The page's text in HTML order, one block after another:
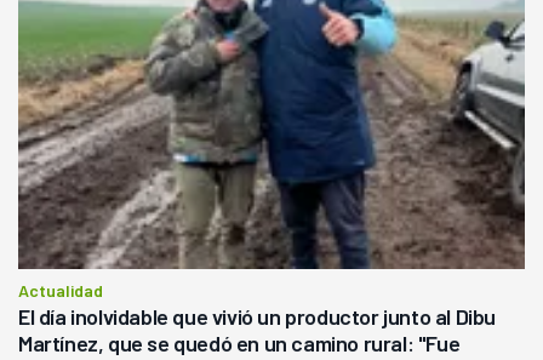
Actualidad
El día inolvidable que vivió un productor junto al Dibu
Martínez, que se quedó en un camino rural: "Fue